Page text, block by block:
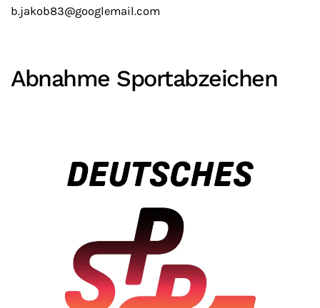
b.jakob83@googlemail.com
Abnahme Sportabzeichen